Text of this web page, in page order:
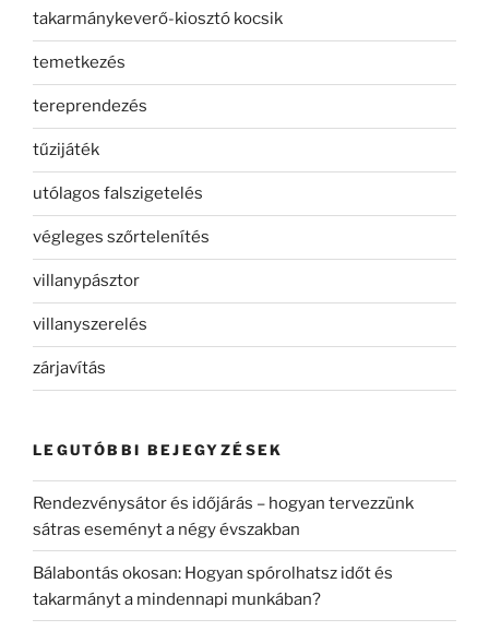
takarmánykeverő-kiosztó kocsik
temetkezés
tereprendezés
tűzijáték
utólagos falszigetelés
végleges szőrtelenítés
villanypásztor
villanyszerelés
zárjavítás
LEGUTÓBBI BEJEGYZÉSEK
Rendezvénysátor és időjárás – hogyan tervezzünk
sátras eseményt a négy évszakban
Bálabontás okosan: Hogyan spórolhatsz időt és
takarmányt a mindennapi munkában?